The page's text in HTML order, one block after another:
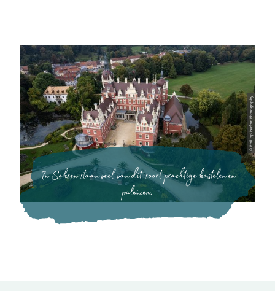
© Philipp Herfort Photography
In Saksen staan veel van dit soort prachtige kastelen en
paleizen.